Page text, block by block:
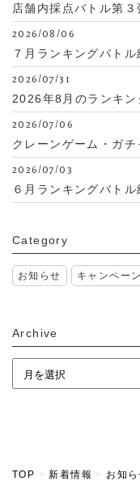
店舗内採点バトル第３
2026/08/06
７月ランキングバトル
2026/07/31
2026年8月のランキン
2026/07/06
クレーンゲーム・ガ
2026/07/03
６月ランキングバトル
Category
お知らせ キャンペーン
Archive
TOP >新着情報 > お知ら